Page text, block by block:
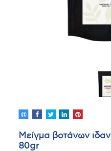
Μείγμα βοτάνων
80gr